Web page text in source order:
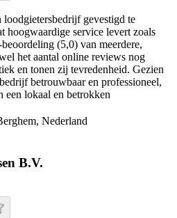
loodgietersbedrijf gevestigd te
hoogwaardige service levert zoals
(5,0) van meerdere,
het aantal online reviews nog
en tonen zij tevredenheid. Gezien
betrouwbaar en professioneel,
een lokaal en betrokken
Nederland
B.V.